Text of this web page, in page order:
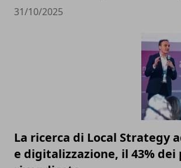
31/10/2025
La ricerca di Local Strategy
e digitalizzazione, il 43%